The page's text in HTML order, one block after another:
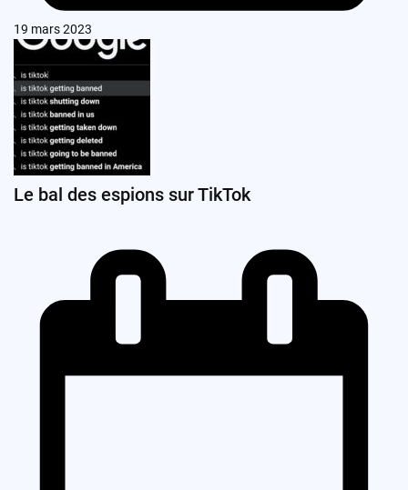
19 mars 2023
Le bal des espions sur TikTok